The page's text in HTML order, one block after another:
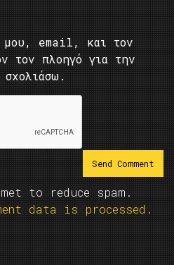
μου, email, και τον
τον πλοηγό για την
to reduce spam.
data is processed.